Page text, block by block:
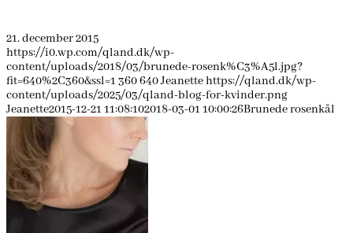
21. december 2015
https://i0.wp.com/qland.dk/wp-
content/uploads/2018/03/brunede-rosenk%C3%A5l.jpg?
fit=640%2C360&ssl=1 360640Jeanettehttps://qland.dk/wp-
content/uploads/2025/03/qland-blog-for-kvinder.png
Jeanette2015-12-21 11:08:102018-03-01 10:00:26Brunede rosenkål